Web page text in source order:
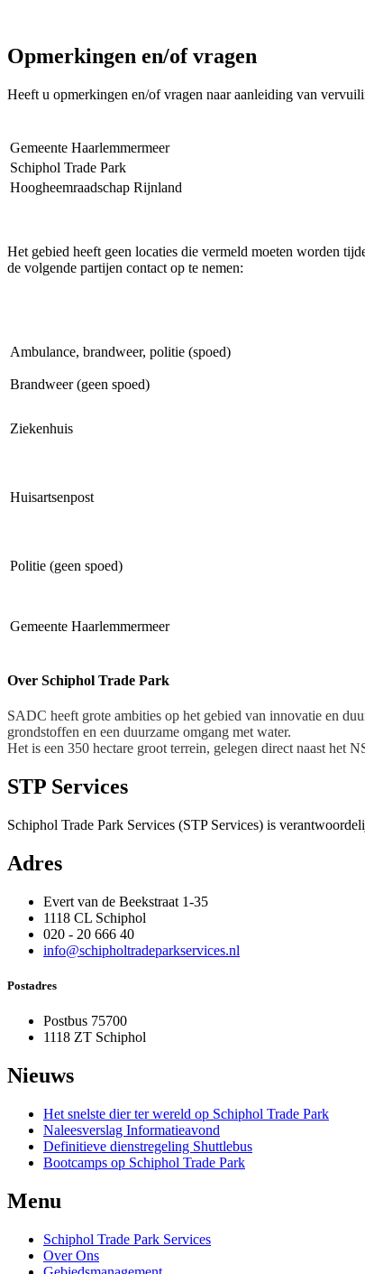
Opmerkingen en/of vragen
Heeft u opmerkingen en/of vragen naar aanleiding van
Gemeente Haarlemmermeer
Schiphol Trade Park
Hoogheemraadschap Rijnland
Het gebied heeft geen locaties die vermeld moeten worden
de volgende partijen contact op te nemen:
Ambulance, brandweer, politie (spoed)
Brandweer (geen spoed)
Ziekenhuis
Huisartsenpost
Politie (geen spoed)
Gemeente Haarlemmermeer
Over Schiphol Trade Park
SADC heeft grote ambities op het gebied van innovatie en
grondstoffen en een duurzame omgang met water.
Het is een 350 hectare groot terrein, gelegen direct naast
STP Services
Schiphol Trade Park Services (STP Services) is
Adres
Evert van de Beekstraat 1-35
1118 CL Schiphol
020 - 20 666 40
info@schipholtradeparkservices.nl
Postadres
Postbus 75700
1118 ZT Schiphol
Nieuws
Het snelste dier ter wereld op Schiphol Trade Park
Naleesverslag Informatieavond
Definitieve dienstregeling Shuttlebus
Bootcamps op Schiphol Trade Park
Menu
Schiphol Trade Park Services
Over Ons